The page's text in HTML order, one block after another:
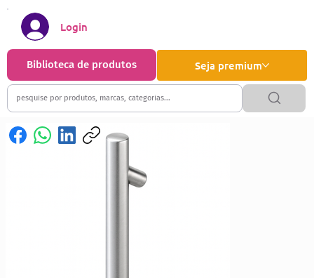
Seja premium
Biblioteca de produtos
Login